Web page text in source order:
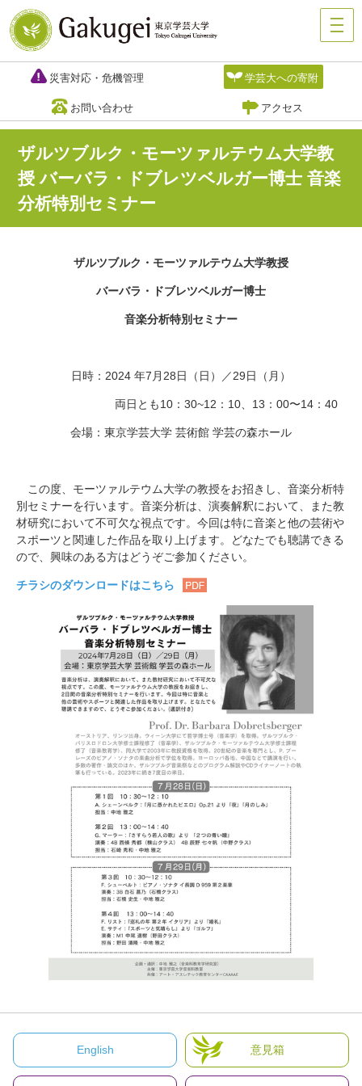
災害対応・危機管理 学芸大への寄附
お問い合わせ アクセス
ザルツブルク・モーツァルテウム大学教
授 バーバラ・ドブレツベルガー博士 音楽
分析特別セミナー
ザルツブルク・モーツァルテウム大学教授
バーバラ・ドブレツベルガー博士
音楽分析特別セミナー
日時： 2024 年7 月28日（日）／29日（月）
両日とも10 ： 30~12 ： 10 13 ： 00〜14 ： 40
会場：東京学芸大学 芸術館 学芸の森ホール
この度、モーツァルテウム大学の教授をお招きし、音楽分析特
別セミナーを行います。音楽分析は、演奏解釈において、また教
材研究において不可欠な視点です。今回は特に音楽と他の芸術や
スポーツと関連した作品を取り上げます。どなたでも聴講できる
ので、興味のある方はどうぞご参加ください。
チラシのダウンロードはこちら
English 意見箱